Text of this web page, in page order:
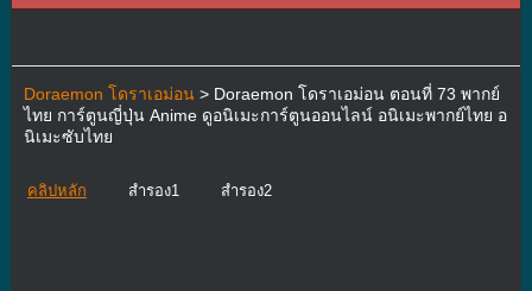
Doraemon โดราเอม่อน> Doraemon โดราเอม่อน ตอนที่ 73 พากย์
ไทย การ์ตูนญี่ปุ่น Anime ดูอนิเมะการ์ตูนออนไลน์ อนิเมะพากย์ไทย อ
นิเมะซับไทย
คลิปหลัก สำรอง1 สำรอง2